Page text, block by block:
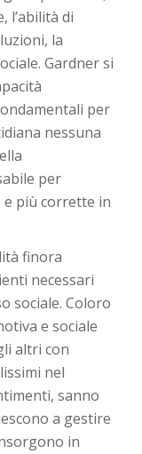
l’abilità di
la
Gardner si
per
nessuna
per
e più corrette in
finora
necessari
sociale. Coloro
e sociale
altri con
nel
sanno
a gestire
in